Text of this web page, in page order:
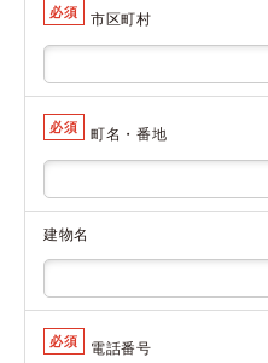
必須 市区町村
必須 町名・番地
建物名
必須 電話番号